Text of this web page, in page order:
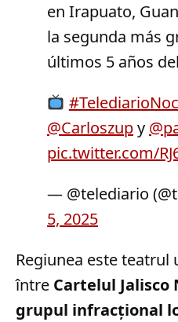
en Irapuato,
la segunda más
últimos 5 años
@Carloszupy
pic.twitter.com/
— @telediario
5, 2025
Regiunea este
între Cartelul Jalisco
grupul infracțional